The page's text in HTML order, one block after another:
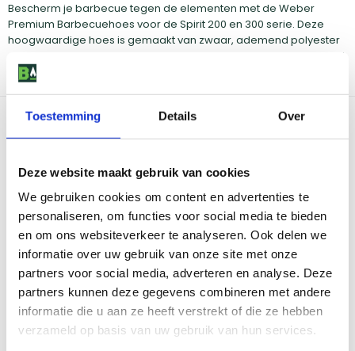
Toestemming Details Over
Deze website maakt gebruik van cookies
We gebruiken cookies om content en advertenties te
personaliseren, om functies voor social media te bieden
en om ons websiteverkeer te analyseren. Ook delen we
informatie over uw gebruik van onze site met onze
partners voor social media, adverteren en analyse. Deze
partners kunnen deze gegevens combineren met andere
informatie die u aan ze heeft verstrekt of die ze hebben
verzameld op basis van uw gebruik van hun services.
Bescherm je barbecue tegen de elementen met de Weber
Premium Barbecuehoes voor de Spirit 200 en 300 serie. Deze
hoogwaardige hoes is gemaakt van zwaar, ademend polyester
dat uitstekende bescherming biedt tegen weersinvloeden. Of het
nu regent, sneeuwt of de zon fel schijnt, je barbecue blijft in
topconditie dankzij deze hoes.
Bekijk dit product in onze winkels
Amsterdam
Breda
Den Bosch
Doetinchem
Duiven
Eindhoven
Groningen
Naarden
Utrecht
Vind onze winkels